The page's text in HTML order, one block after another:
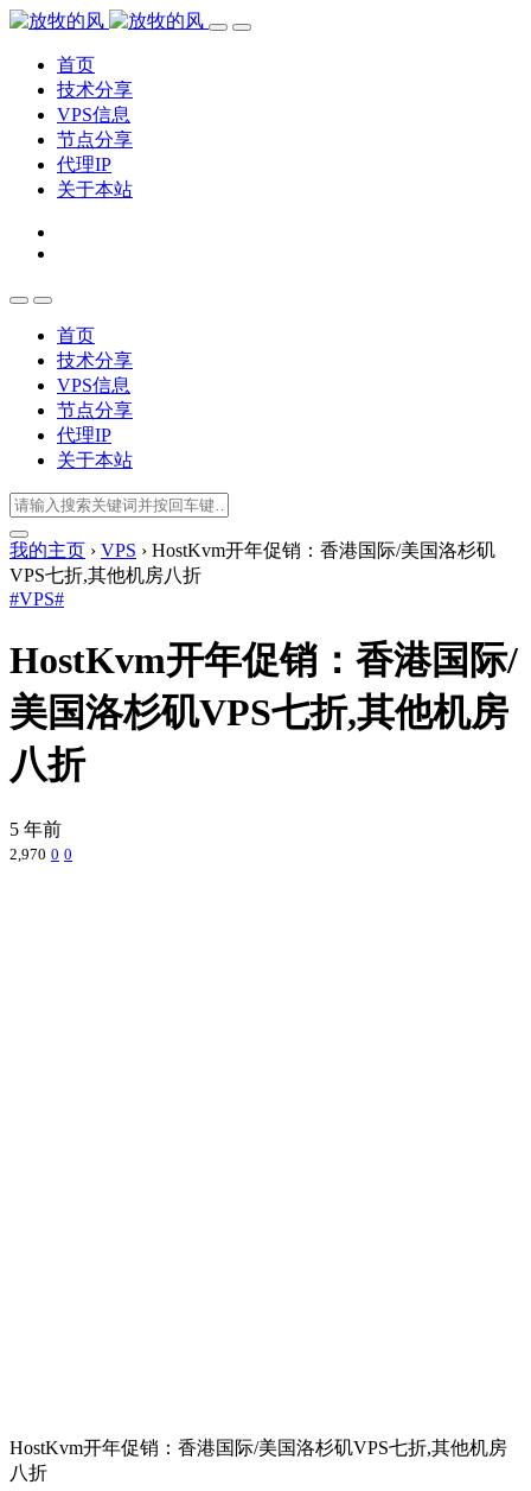
首页
技术分享
VPS信息
节点分享
代理IP
关于本站
首页
技术分享
VPS信息
节点分享
代理IP
关于本站
我的主页 › VPS › HostKvm开年促销：香港国际/美国洛杉矶
VPS七折,其他机房八折
#VPS#
HostKvm开年促销：香港国际/
美国洛杉矶VPS七折,其他机房
八折
5 年前
2,970 0 0
HostKvm开年促销：香港国际/美国洛杉矶VPS七折,其他机房
八折